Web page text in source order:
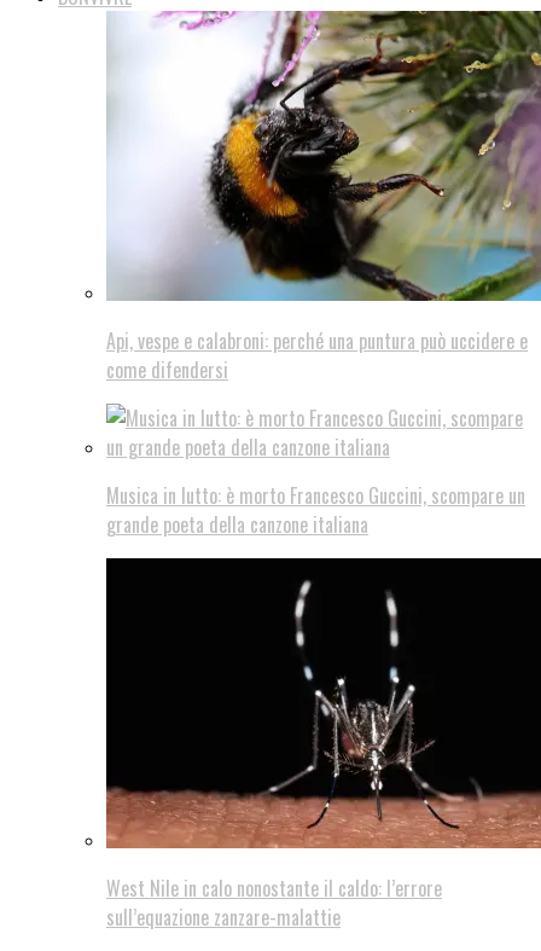
Api, vespe e calabroni: perché una puntura può uccidere e
come difendersi
Musica in lutto: è morto Francesco Guccini, scompare un
grande poeta della canzone italiana
West Nile in calo nonostante il caldo: l’errore
sull’equazione zanzare-malattie